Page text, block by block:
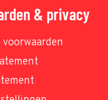
& privacy
voorwaarden